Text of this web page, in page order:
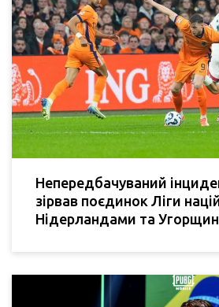
Непередбачуваний
зірвав поєдинок Ліги
Нідерландами та